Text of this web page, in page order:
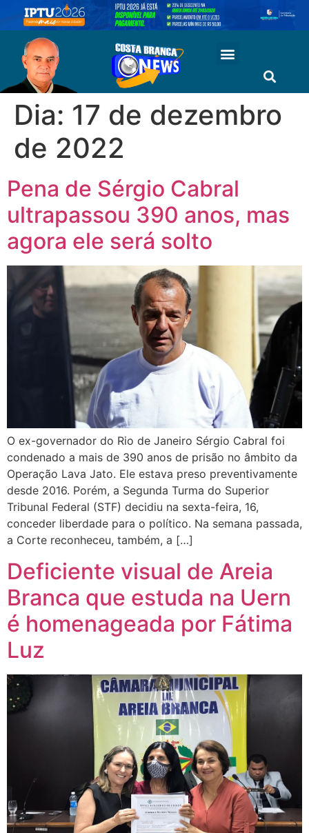
Dia: 17 de dezembro
de 2022
Pena de Sérgio Cabral
ultrapassou 390 anos, mas
agora ele será solto
O ex-governador do Rio de Janeiro Sérgio Cabral foi
condenado a mais de 390 anos de prisão no âmbito da
Operação Lava Jato. Ele estava preso preventivamente
desde 2016. Porém, a Segunda Turma do Superior
Tribunal Federal (STF) decidiu na sexta-feira, 16,
conceder liberdade para o político. Na semana passada,
a Corte reconheceu, também, a […]
Deficiente visual de Areia
Branca que estuda na Uern
é homenageada por Fátima
Luz